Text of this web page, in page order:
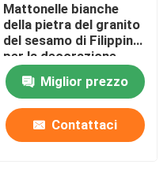
Mattonelle bianche
della pietra del granito
del sesamo di Filippine
per la decorazione
dell'interno ed
all'apertoMiglior prezzo
Contattaci